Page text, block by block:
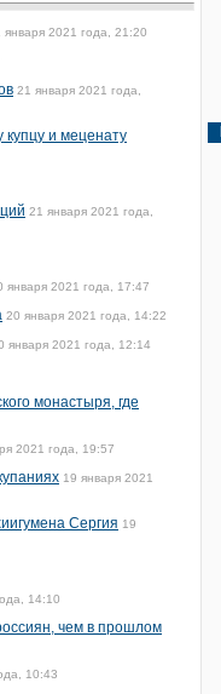
января 2021 года, 21:20
21 января 2021 года,
и меценату
21 января 2021 года,
января 2021 года, 17:47
20 января 2021 года, 14:22
января 2021 года, 12:14
монастыря, где
2021 года, 19:57
19 января 2021
Сергия 19
14:10
чем в прошлом
10:43